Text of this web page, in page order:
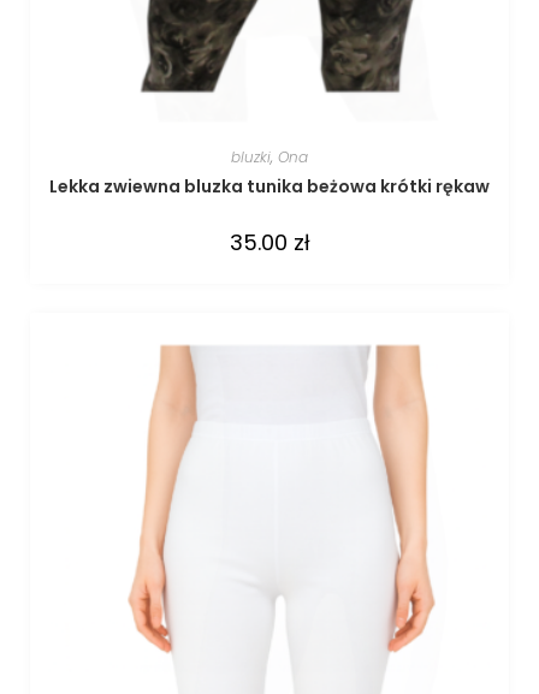
bluzki, Ona
Lekka zwiewna bluzka tunika beżowa krótki rękaw
35.00 zł